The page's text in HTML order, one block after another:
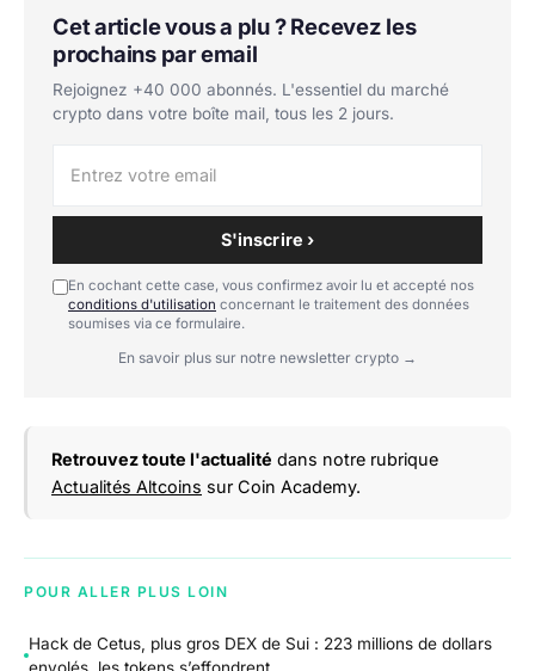
Cet article vous a plu ? Recevez les
prochains par email
Rejoignez +40 000 abonnés. L'essentiel du marché
crypto dans votre boîte mail, tous les 2 jours.
S'inscrire ›
En cochant cette case, vous confirmez avoir lu et accepté nos
conditions d'utilisation concernant le traitement des données
soumises via ce formulaire.
En savoir plus sur notre newsletter crypto →
Retrouvez toute l'actualité dans notre rubrique
Actualités Altcoins sur Coin Academy.
POUR ALLER PLUS LOIN
Hack de Cetus, plus gros DEX de Sui : 223 millions de dollars